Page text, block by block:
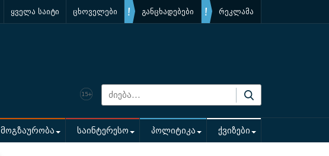
ყველა საიტი ცხოველები განცხადებები რეკლამა
მოგზაურობა საინტერესო პოლიტიკა ქვიზები